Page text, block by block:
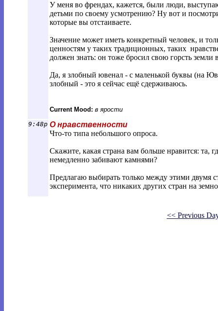
У меня во френдах, кажется, были люди,
детьми по своему усмотрению? Ну вот и
которые вы отстаиваете.
Значение может иметь конкретный человек, и
ценностям у таких традиционных, таких
должен знать: он тоже бросил свою горсть земли
Да, я злобный ювенал - с маленькой буквы (на
злобный - это я сейчас ещё сдерживаюсь.
Current Mood: в ярости
9:48p О нравственности
Что-то типа небольшого опроса.
Скажите, какая страна вам больше нравится: та,
немедленно забивают камнями?
Предлагаю выбирать только между этими двумя
эксперимента, что никаких других стран на
<< Previous